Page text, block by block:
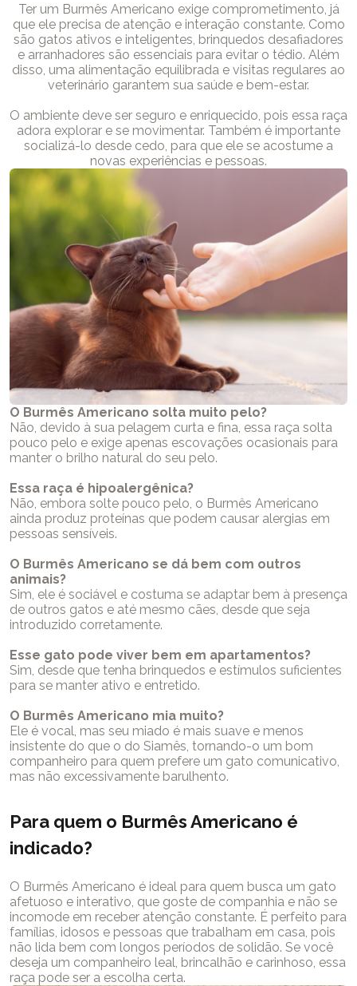
Ter um Burmês Americano exige comprometimento, já
que ele precisa de atenção e interação constante. Como
são gatos ativos e inteligentes, brinquedos desafiadores
e arranhadores são essenciais para evitar o tédio. Além
disso, uma alimentação equilibrada e visitas regulares ao
veterinário garantem sua saúde e bem-estar.
O ambiente deve ser seguro e enriquecido, pois essa raça
adora explorar e se movimentar. Também é importante
socializá-lo desde cedo, para que ele se acostume a
novas experiências e pessoas.
O Burmês Americano solta muito pelo?
Não, devido à sua pelagem curta e fina, essa raça solta
pouco pelo e exige apenas escovações ocasionais para
manter o brilho natural do seu pelo.
Essa raça é hipoalergênica?
Não, embora solte pouco pelo, o Burmês Americano
ainda produz proteínas que podem causar alergias em
pessoas sensíveis.
O Burmês Americano se dá bem com outros
animais?
Sim, ele é sociável e costuma se adaptar bem à presença
de outros gatos e até mesmo cães, desde que seja
introduzido corretamente.
Esse gato pode viver bem em apartamentos?
Sim, desde que tenha brinquedos e estímulos suficientes
para se manter ativo e entretido.
O Burmês Americano mia muito?
Ele é vocal, mas seu miado é mais suave e menos
insistente do que o do Siamês, tornando-o um bom
companheiro para quem prefere um gato comunicativo,
mas não excessivamente barulhento.
Para quem o Burmês Americano é
indicado?
O Burmês Americano é ideal para quem busca um gato
afetuoso e interativo, que goste de companhia e não se
incomode em receber atenção constante. É perfeito para
famílias, idosos e pessoas que trabalham em casa, pois
não lida bem com longos períodos de solidão. Se você
deseja um companheiro leal, brincalhão e carinhoso, essa
raça pode ser a escolha certa.